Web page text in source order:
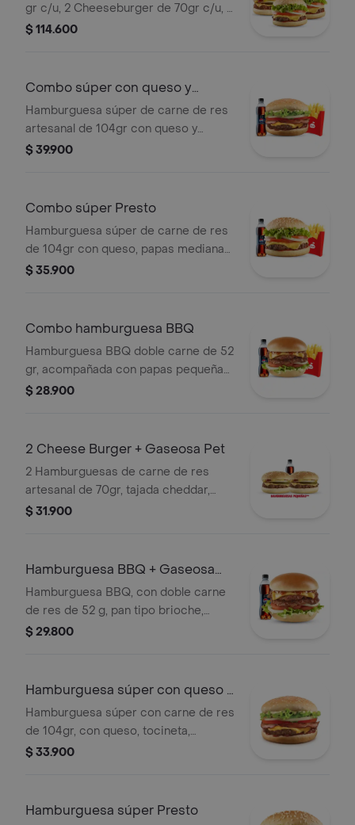
gr c/u, 2 Cheeseburger de 70gr c/u, 2
papas grandes y 2 gaseosas 400 ml
$ 114.600
Combo súper con queso y
tocineta
Hamburguesa súper de carne de res
artesanal de 104gr con queso y
tocineta, papas pequeñas, 1 copa de
$ 39.900
Combo súper Presto
Hamburguesa súper de carne de res
de 104gr con queso, papas medianas,
1 copa de salsa Presto y gaseosa 400
$ 35.900
Combo hamburguesa BBQ
Hamburguesa BBQ doble carne de 52
gr, acompañada con papas pequeñas
y bebida pet de 400 ml.
$ 28.900
2 Cheese Burger + Gaseosa Pet
2 Hamburguesas de carne de res
artesanal de 70gr, tajada cheddar,
pepinillos, cebolla, salsa de tomate y
$ 31.900
Hamburguesa BBQ + Gaseosa
pet 400 ml
Hamburguesa BBQ, con doble carne
de res de 52 g, pan tipo brioche,
tajada de queso cheddar, tomate,
$ 29.800
Hamburguesa súper con queso y
tocineta
Hamburguesa súper con carne de res
de 104gr, con queso, tocineta,
cebolla, tomate, lechuga, salsa presto
$ 33.900
Hamburguesa súper Presto